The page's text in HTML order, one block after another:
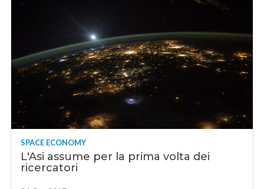
SPACE ECONOMY
L'Asi assume per la prima volta dei
ricercatori